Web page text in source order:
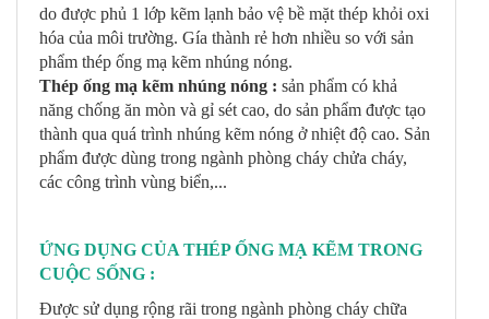
do được phủ 1 lớp kẽm lạnh bảo vệ bề mặt thép khỏi oxi
hóa của môi trường. Gía thành rẻ hơn nhiều so với sản
phẩm thép ống mạ kẽm nhúng nóng.
Thép ống mạ kẽm nhúng nóng : sản phẩm có khả
năng chống ăn mòn và gỉ sét cao, do sản phẩm được tạo
thành qua quá trình nhúng kẽm nóng ở nhiệt độ cao. Sản
phẩm được dùng trong ngành phòng cháy chửa cháy,
các công trình vùng biển,...
ỨNG DỤNG CỦA THÉP ỐNG MẠ KẼM TRONG
CUỘC SỐNG :
Được sử dụng rộng rãi trong ngành phòng cháy chữa